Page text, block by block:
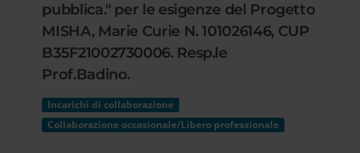
pubblica." per le esigenze del Progetto
MISHA, Marie Curie N. 101026146, CUP
B35F21002730006. Resp.le
Prof.Badino.
Incarichi di collaborazione
Collaborazione occasionale/Libero professionale